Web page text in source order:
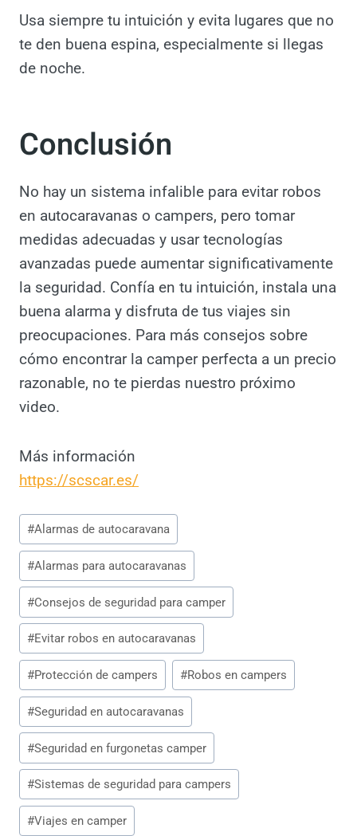
funciones, como detección de movimiento y
levantamiento, y asegúrate de que sean
instaladas por profesionales.
una autocaravana?
Usa siempre tu intuición y evita lugares que
no te den buena espina, especialmente si
llegas de noche.
Conclusión
No hay un sistema infalible para evitar robos
en autocaravanas o campers, pero tomar
medidas adecuadas y usar tecnologías
significativamente la seguridad. Confía en tu
intuición, instala una buena alarma y disfruta
de tus viajes sin preocupaciones. Para más
consejos sobre cómo encontrar la camper
perfecta a un precio razonable, no te pierdas
nuestro próximo video.
Más información
https://scscar.es/
Etiquetas
de
la
entrada:
#Alarmas de autocaravana
#Alarmas para autocaravanas
#Consejos de seguridad para camper
#Evitar robos en autocaravanas